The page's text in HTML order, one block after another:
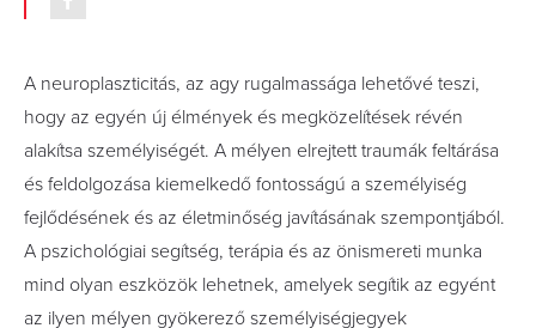
A neuroplaszticitás, az agy rugalmassága lehetővé teszi,
hogy az egyén új élmények és megközelítések révén
alakítsa személyiségét. A mélyen elrejtett traumák feltárása
és feldolgozása kiemelkedő fontosságú a személyiség
fejlődésének és az életminőség javításának szempontjából.
A pszichológiai segítség, terápia és az önismereti munka
mind olyan eszközök lehetnek, amelyek segítik az egyént
az ilyen mélyen gyökerező személyiségjegyek